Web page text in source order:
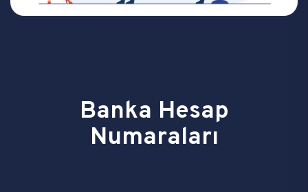
Banka Hesap
Numaraları